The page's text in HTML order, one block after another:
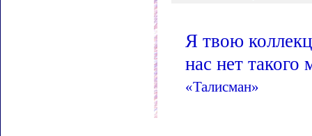
Я твою
нас нет такого
«Талисман»